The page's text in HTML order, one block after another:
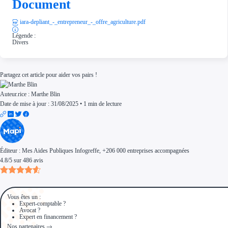
Document
iara-depliant_-_entrepreneur_-_offre_agriculture.pdf
Légende :
Divers
Partagez cet article pour aider vos pairs !
Auteur.rice : Marthe Blin
Date de mise à jour : 31/08/2025 • 1 min de lecture
Éditeur : Mes Aides Publiques Infogreffe , +206 000 entreprises accompagnées
4.8/5 sur 486 avis
Vous êtes un :
Expert-comptable ?
Avocat ?
Expert en financement ?
Nos partenaires